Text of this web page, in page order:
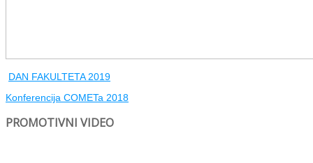
DAN FAKULTETA 2019
Konferencija COMETa 2018
PROMOTIVNI VIDEO